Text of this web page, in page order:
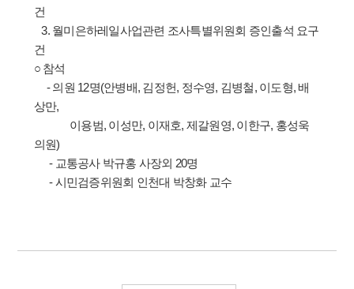
건
3. 월미은하레일사업관련 조사특별위원회 증인출석 요구
건
○ 참석
- 의원 12명(안병배, 김정헌, 정수영, 김병철, 이도형, 배
상만,
이용범, 이성만, 이재호, 제갈원영, 이한구, 홍성욱
의원)
- 교통공사 박규홍 사장외 20명
- 시민검증위원회 인천대 박창화 교수